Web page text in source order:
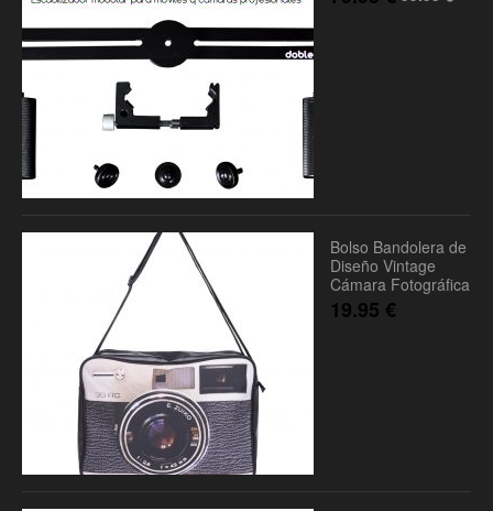
Bolso Bandolera de
Diseño Vintage
Cámara Fotográfica
19.95 €